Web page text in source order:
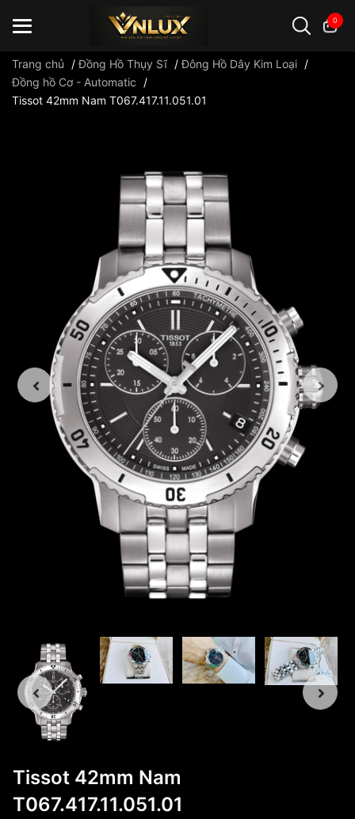
0
Đồng hồ casio đồng hồ G-Shock đồng hồ Orient
Trang chủ /Đồng Hồ Thụy Sĩ /Đông Hồ Dây Kim Loại /
Đồng hồ Cơ - Automatic
/
Tissot 42mm Nam T067.417.11.051.01
Tissot 42mm Nam
T067.417.11.051.01